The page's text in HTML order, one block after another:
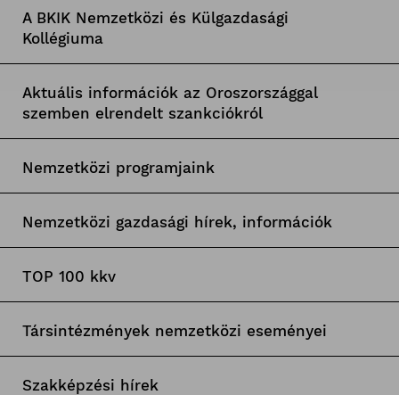
A BKIK Nemzetközi és Külgazdasági
Kollégiuma
Aktuális információk az Oroszországgal
szemben elrendelt szankciókról
Nemzetközi programjaink
Nemzetközi gazdasági hírek, információk
TOP 100 kkv
Társintézmények nemzetközi eseményei
Szakképzési hírek